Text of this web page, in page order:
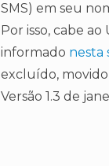
SMS) em seu
Por isso, cabe
informado nesta
excluído,
Versão 1.3 de